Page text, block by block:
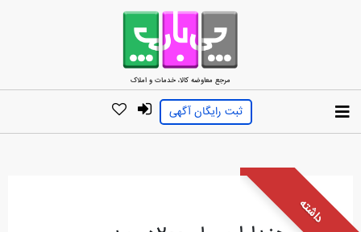
مرجع معاوضه کالا، خدمات و املاک
ثبت رایگان آگهی
داشته